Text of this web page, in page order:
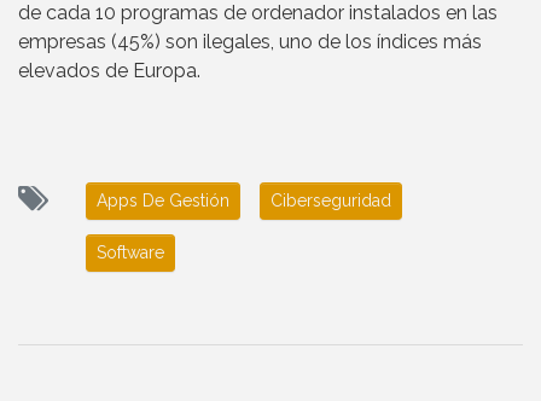
de cada 10 programas de ordenador instalados en las
empresas (45%) son ilegales, uno de los índices más
elevados de Europa.
Apps De Gestión Ciberseguridad
Software